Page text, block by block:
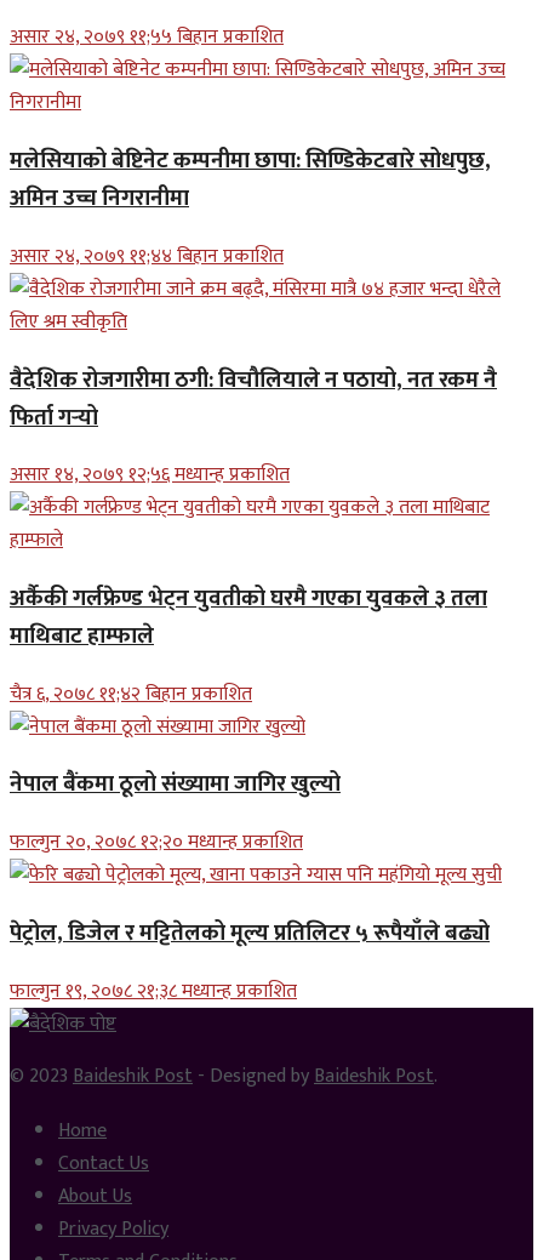
असार २४, २०७९ ११;५५ बिहान प्रकाशित
मलेसियाको बेष्टिनेट कम्पनीमा छापा: सिण्डिकेटबारे सोधपुछ,
अमिन उच्च निगरानीमा
असार २४, २०७९ ११;४४ बिहान प्रकाशित
वैदेशिक रोजगारीमा ठगी: विचौलियाले न पठायो, नत रकम नै
फिर्ता गर्‍यो
असार १४, २०७९ १२;५६ मध्यान्ह प्रकाशित
अर्कैकी गर्लफ्रेण्ड भेट्न युवतीको घरमै गएका युवकले ३ तला
माथिबाट हाम्फाले
चैत्र ६, २०७८ ११;४२ बिहान प्रकाशित
नेपाल बैंकमा ठूलो संख्यामा जागिर खुल्यो
फाल्गुन २०, २०७८ १२;२० मध्यान्ह प्रकाशित
पेट्रोल, डिजेल र मट्टितेलको मूल्य प्रतिलिटर ५ रूपैयाँले बढ्यो
फाल्गुन १९, २०७८ २१;३८ मध्यान्ह प्रकाशित
© 2023Baideshik Post- Designed byBaideshik Post.
Home
Contact Us
About Us
Privacy Policy